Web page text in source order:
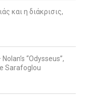
και η διάκρισις,
“Odysseus”,
Sarafoglou